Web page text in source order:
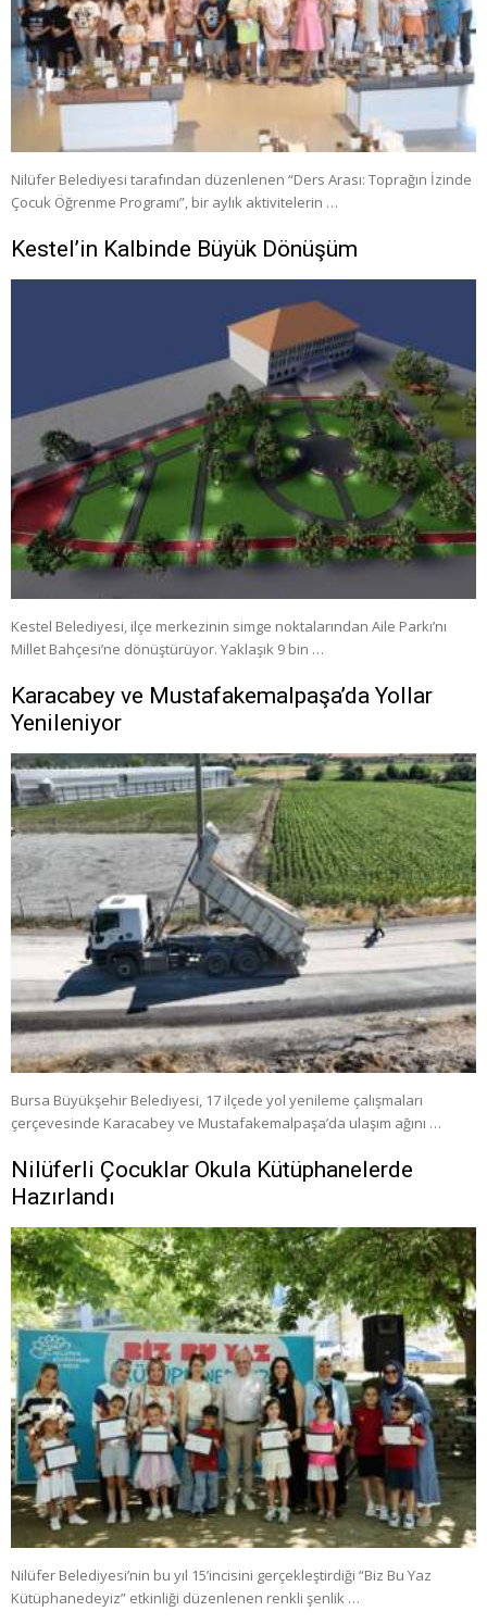
Nilüfer Belediyesi tarafından düzenlenen “Ders Arası: Toprağın İzinde
Çocuk Öğrenme Programı”, bir aylık aktivitelerin …
Kestel’in Kalbinde Büyük Dönüşüm
Kestel Belediyesi, ilçe merkezinin simge noktalarından Aile Parkı’nı
Millet Bahçesi’ne dönüştürüyor. Yaklaşık 9 bin …
Karacabey ve Mustafakemalpaşa’da Yollar
Yenileniyor
Bursa Büyükşehir Belediyesi, 17 ilçede yol yenileme çalışmaları
çerçevesinde Karacabey ve Mustafakemalpaşa’da ulaşım ağını …
Nilüferli Çocuklar Okula Kütüphanelerde
Hazırlandı
Nilüfer Belediyesi’nin bu yıl 15’incisini gerçekleştirdiği “Biz Bu Yaz
Kütüphanedeyiz” etkinliği düzenlenen renkli şenlik …